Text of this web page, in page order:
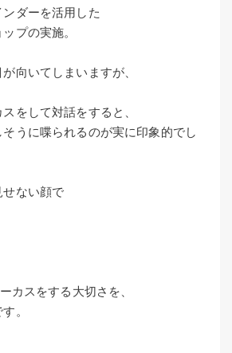
ダーを活用した
プの実施。
向いてしまいますが、
をして対話をすると、
うに喋られるのが実に印象的でし
せない顔で
カスをする大切さを、
。